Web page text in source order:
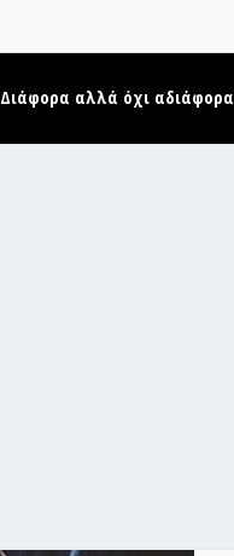
Διάφορα αλλά όχι αδιάφορα